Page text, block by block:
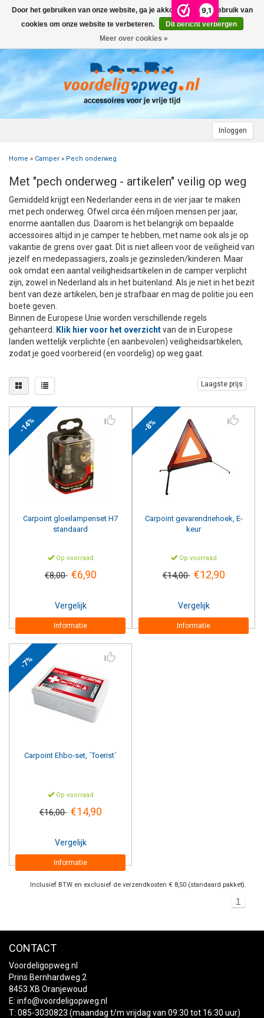
9,1
Inloggen
Menu
FIETSENDRAGER
FIETSENDRAGER OP DE TREKHAAK
FIETSENDRAGER VOOR ELEKTRISCHE FIETSEN
FIETSENDRAGER TOEBEHOREN
INFORMATIE OVER FIETSENDRAGERS
DAKDRAGERS
FORD
PEUGEOT
RENAULT
TOYOTA
VOLKSWAGEN (TOT VW PASSAT)
VOLKSWAGEN (VANAF VW PASSAT)
+
AUTOHOES POLYESTER EN 3-LAAGS
INFORMATIE OVER AUTOHOEZEN
WIELDOPPEN
13 INCH
14 INCH
15 INCH
16 INCH
17 INCH
LAADKABEL TYPE 2
LAADKABEL TYPE 1
INFORMATIE OVER LAADKABELS
STARTEN & LADEN
ELEKTRISCH LADEN
ACCULADER
JUMPSTARTER
STARTKABELS
+
VEILIG OP WEG
PECH ONDERWEG
AUTOSTOELTJE
+
DAKKOFFER
INFORMATIE OVER DAKKOFFERS
SNEEUWKETTINGEN
SNEEUWKETTINGEN VOOR SUV, MPV, 4X4, CAMPER EN
BESTELWAGEN
SNEEUWKETTINGEN VOOR (LICHTE) PERSONENWAGEN
INFORMATIE OVER SNEEUWKETTINGEN
INFORMATIE OVER WETGEVING
CAMPER
WIELDOPPEN
+
ZOEKHULP NAAR CAMPERHOES
SNEEUWKETTINGEN
STARTKABELS EN ACCUBOOSTER
VEILIG OP WEG
ACCULADER
AANHANGWAGEN
ACCESSOIRES
REGELGEVING M.B.T. VERLICHTING
ADVIES BIJ DEFECTE VERLICHTING
+
ACCULADER
CARAVAN
ACCESSOIRES
INFORMATIE OVER STEKKERS & STEKKERDOZEN +
ONDERDELEN
REGELGEVING M.B.T. VERLICHTING
ADVIES BIJ DEFECTE VERLICHTING
+
CARAVANHOES
INFORMATIE OVER CARAVANHOEZEN
AUTO
CAMPER
AANHANGWAGEN
MOTOR
CARAVAN
Home » Camper » Pech onderweg
Met "pech onderweg - artikelen" veilig op weg
Gemiddeld krijgt een Nederlander eens in de vier jaar te maken
met pech onderweg. Ofwel circa één miljoen mensen per jaar,
enorme aantallen dus. Daarom is het belangrijk om bepaalde
accessoires altijd in je camper te hebben, met name ook als je op
vakantie de grens over gaat. Dit is niet alleen voor de veiligheid van
jezelf en medepassagiers, zoals je gezinsleden/kinderen. Maar
ook omdateen aantal veiligheidsartikelen in de camper verplicht
zijn, zowel in Nederland als in het buitenland. Als je niet in het bezit
bent van deze artikelen, ben je strafbaar en mag de politie jou een
boete geven.
Binnen de Europese Unie worden verschillende regels
gehanteerd.
Klik hier voor het overzichtvan de in Europese
landen wettelijk verplichte (en aanbevolen) veiligheidsartikelen,
zodat je goed voorbereid (en voordelig) op weg gaat.
Laagste prijs
-14%
Carpoint gloeilampenset H7
standaard
Op voorraad
€8,00 €6,90
Vergelijk
Informatie
-8%
Carpointgevarendriehoek, E-
keur
Op voorraad
€14,00 €12,90
Vergelijk
Informatie
-7%
Carpoint Ehbo-set, ´Toerist´
Op voorraad
€16,00 €14,90
Vergelijk
Informatie
Inclusief BTW en exclusief de verzendkosten € 8,50 (standaard pakket).
1
CONTACT
Voordeligopweg.nl
Prins Bernhardweg 2
8453 XB Oranjewoud
E: info@voordeligopweg.nl
T: 085-3030823 (maandag t/m vrijdag van 09:30 tot 16:30 uur)
Door het gebruiken van onze website, ga je akkoord met het gebruik van
cookies om onze website te verbeteren.
Dit bericht verbergen
Meer over cookies »